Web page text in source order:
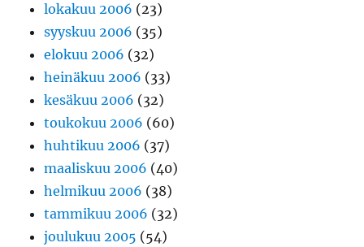
lokakuu 2006 (23)
syyskuu 2006 (35)
elokuu 2006 (32)
heinäkuu 2006 (33)
kesäkuu 2006 (32)
toukokuu 2006 (60)
huhtikuu 2006 (37)
maaliskuu 2006 (40)
helmikuu 2006 (38)
tammikuu 2006 (32)
joulukuu 2005 (54)